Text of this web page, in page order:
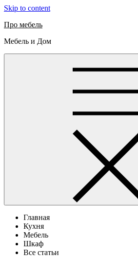
Skip to content
Про мебель
Мебель и Дом
Главная
Кухня
Мебель
Шкаф
Все статьи